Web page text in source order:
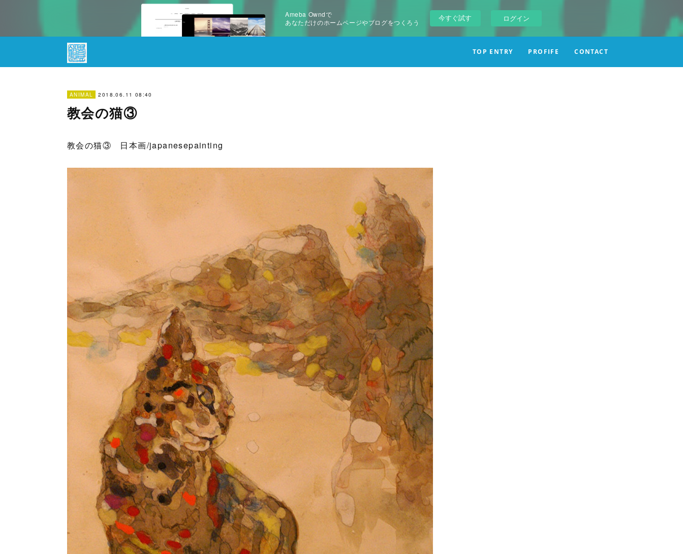
Ameba Owndで
あなただけのホームページやブログをつくろう
今すぐ試す ログイン
TOP ENTRY PROFIFE CONTACT
ANIMAL 2018.06.11 08:40
教会の猫③
教会の猫③ 日本画/japanesepainting